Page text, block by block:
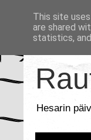
Hesarin
This site
are shared
statistics,